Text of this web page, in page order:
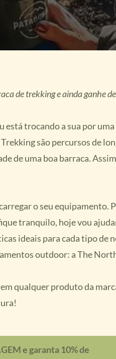
de trekking e ainda ganhe
trocando a sua por uma
são percursos de
de uma boa barraca.
o seu equipamento.
tranquilo, hoje vou
ideais para cada tipo de
outdoor: a The
qualquer produto da
e garanta 10% de